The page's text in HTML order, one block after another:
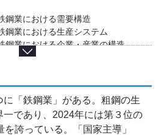
業における需要構造
業における生産システム
業における企業・産業の構造
「鉄鋼業」がある。粗鋼の生
一であり、2024年には第３位の
誇っている。「国家主導」